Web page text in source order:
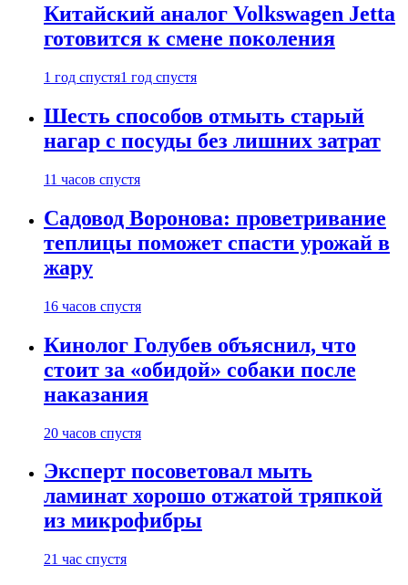
Китайский аналог Volkswagen Jetta
готовится к смене поколения
1 год спустя1 год спустя
Шесть способов отмыть старый
нагар с посуды без лишних затрат
11 часов спустя
Садовод Воронова: проветривание
теплицы поможет спасти урожай в
жару
16 часов спустя
Кинолог Голубев объяснил, что
стоит за «обидой» собаки после
наказания
20 часов спустя
Эксперт посоветовал мыть
ламинат хорошо отжатой тряпкой
из микрофибры
21 час спустя